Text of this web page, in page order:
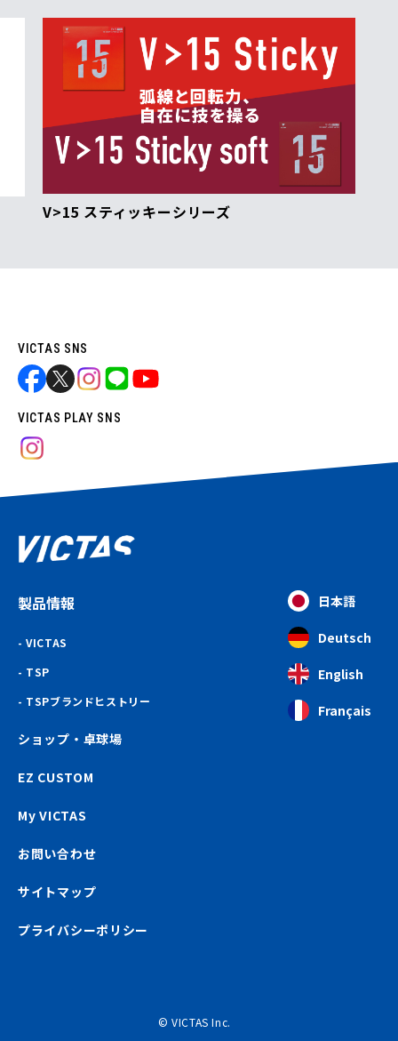
V>15 スティッキーシリーズ
VICTAS SNS
VICTAS PLAY SNS
製品情報
VICTAS
TSP
TSPブランドヒストリー
ショップ・卓球場
EZ CUSTOM
My VICTAS
お問い合わせ
サイトマップ
プライバシーポリシー
日本語
Deutsch
English
Français
© VICTAS Inc.